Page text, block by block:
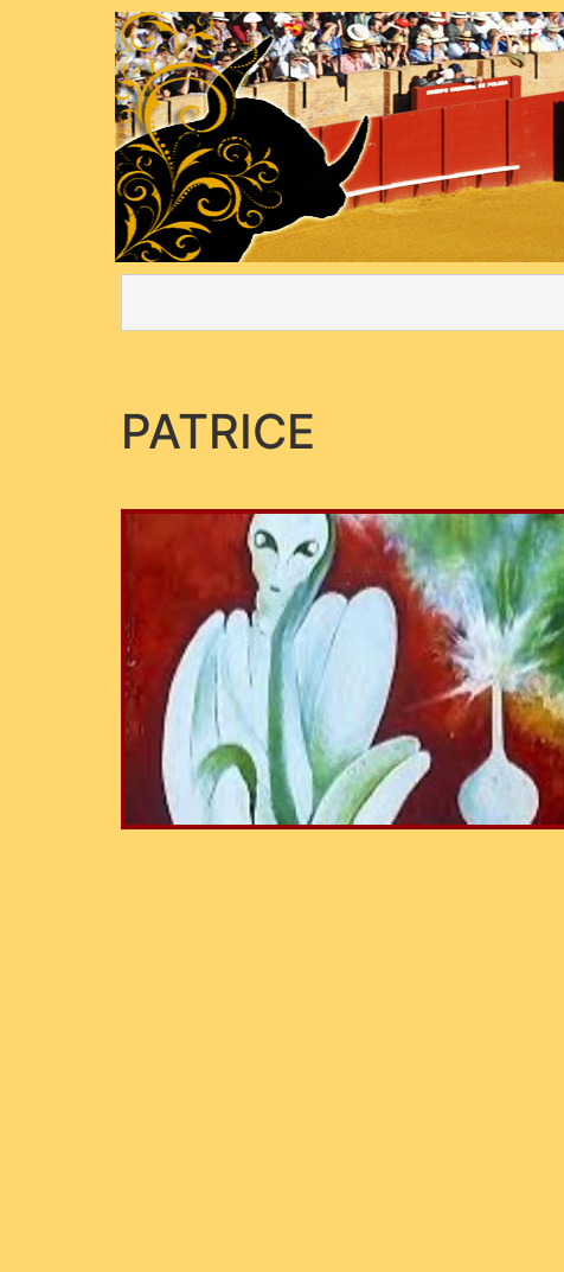
PATRICE